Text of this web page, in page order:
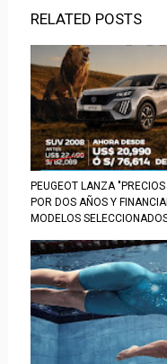
RELATED POSTS
PEUGEOT LANZA
POR DOS AÑOS Y
MODELOS